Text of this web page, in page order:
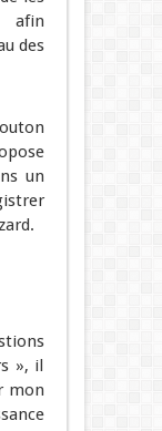
afin
des
un
», il
mon